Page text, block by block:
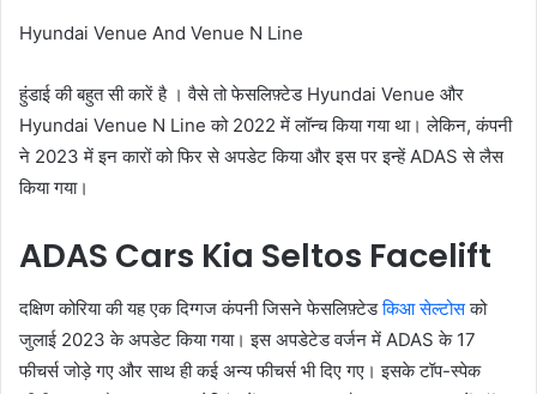
Hyundai Venue And Venue N Line
हुंडाई की बहुत सी कारें है । वैसे तो फेसलिफ़्टेड Hyundai Venue और
Hyundai Venue N Line को 2022 में लॉन्च किया गया था। लेकिन, कंपनी
ने 2023 में इन कारों को फिर से अपडेट किया और इस पर इन्हें ADAS से लैस
किया गया।
ADAS Cars Kia Seltos Facelift
दक्षिण कोरिया की यह एक दिग्गज कंपनी जिसने फेसलिफ़्टेडकिआ सेल्टोसको
जुलाई 2023 के अपडेट किया गया। इस अपडेटेड वर्जन में ADAS के 17
फीचर्स जोड़े गए और साथ ही कई अन्य फीचर्स भी दिए गए। इसके टॉप-स्पेक